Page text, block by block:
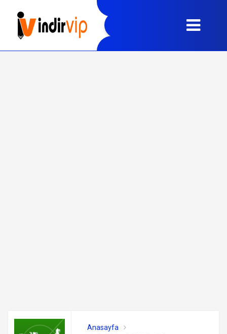
Anasayfa